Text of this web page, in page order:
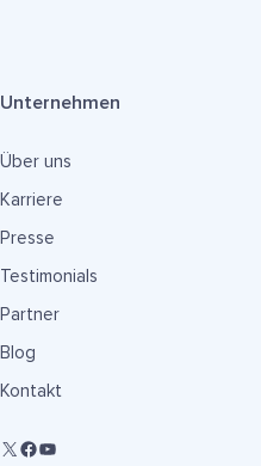
Unternehmen
Über uns
Karriere
Presse
Testimonials
Partner
Blog
Kontakt